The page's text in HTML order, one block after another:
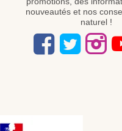
nouveautés et nos
naturel !